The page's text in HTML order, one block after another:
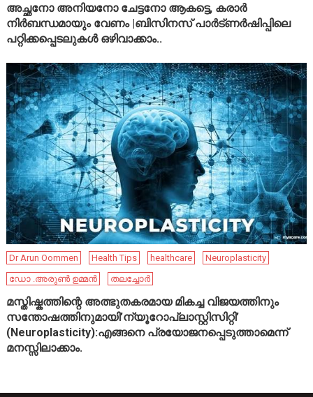
അച്ഛനോ അനിയനോ ചേട്ടനോ ആകട്ടെ, കരാർ
നിർബന്ധമായും വേണം |ബിസിനസ് പാർട്ണർഷിപ്പിലെ
പറ്റിക്കപ്പെടലുകൾ ഒഴിവാക്കാം..
Dr Arun Oommen Health Tips healthcare
Neuroplasticity
ഡോ .അരുൺ ഉമ്മൻ
തലച്ചോർ
മസ്തിഷ്കത്തിന്റെ അത്ഭുതകരമായ മികച്ച വിജയത്തിനും
സന്തോഷത്തിനുമായി’ന്യൂറോപ്ലാസ്റ്റിസിറ്റി’
(Neuroplasticity):എങ്ങനെ പ്രയോജനപ്പെടുത്താമെന്ന്
മനസ്സിലാക്കാം.